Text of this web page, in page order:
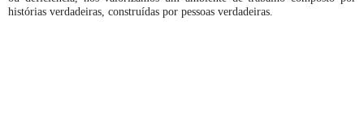
histórias verdadeiras, construídas por pessoas verdadeiras.